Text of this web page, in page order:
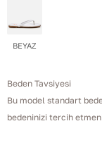
BEYAZ
Beden Tavsiyesi
Bu model standart
bedeninizi tercih